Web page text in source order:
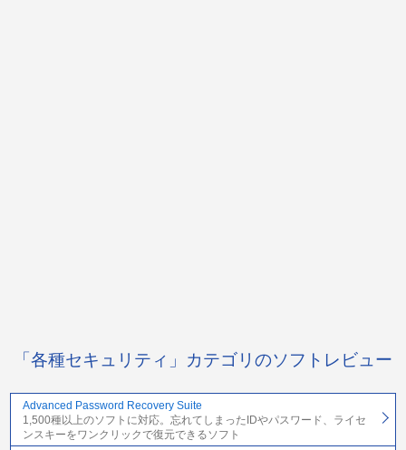
「各種セキュリティ」カテゴリのソフトレビュー
Advanced Password Recovery Suite
1,500種以上のソフトに対応。忘れてしまったIDやパスワード、ライセ
ンスキーをワンクリックで復元できるソフト